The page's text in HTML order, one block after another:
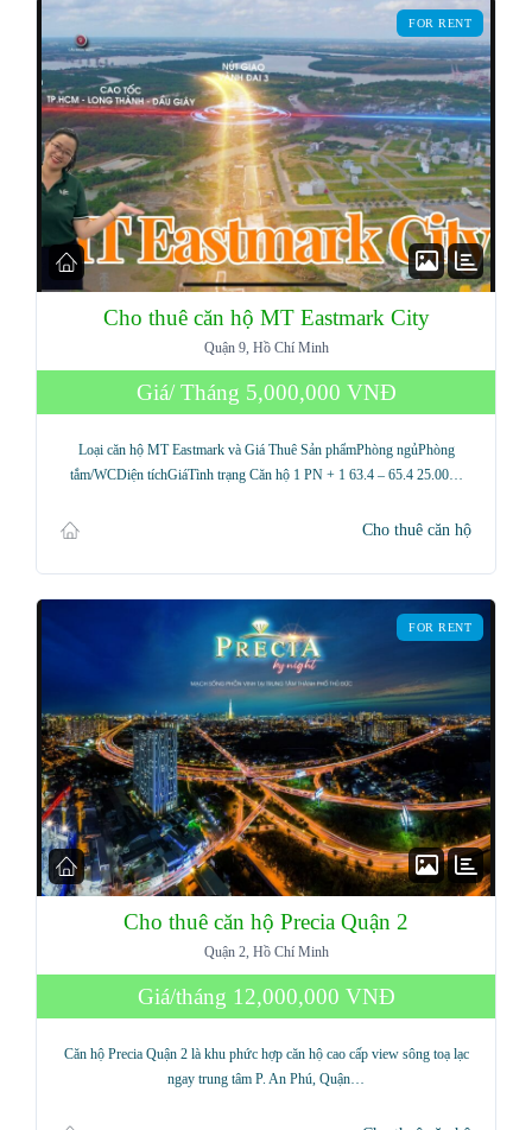
FOR RENT
Cho thuê căn hộ MT Eastmark City
Quận 9, Hồ Chí Minh
Giá/ Tháng 5,000,000 VNĐ
Loại căn hộ MT Eastmark và Giá Thuê Sản phẩmPhòng ngủPhòng
tắm/WCDiện tíchGiáTình trạng Căn hộ 1 PN + 1 63.4 – 65.4 25.00…
Cho thuê căn hộ
FOR RENT
Cho thuê căn hộ Precia Quận 2
Quận 2, Hồ Chí Minh
Giá/tháng 12,000,000 VNĐ
Căn hộ Precia Quận 2 là khu phức hợp căn hộ cao cấp view sông toạ lạc
ngay trung tâm P. An Phú, Quận…